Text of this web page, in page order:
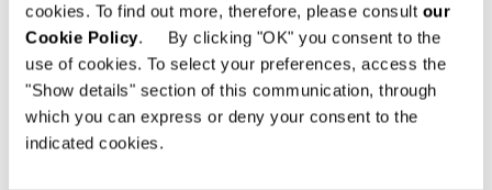
cookies. To find out more, therefore, please consult our
Cookie Policy. By clicking "OK" you consent to the
use of cookies. To select your preferences, access the
"Show details" section of this communication, through
which you can express or deny your consent to the
indicated cookies.
LIVING SIDEBOARD